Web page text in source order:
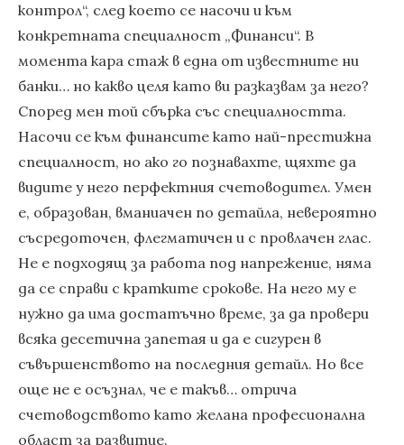
контрол“, след което се насочи и към
конкретната специалност „Финанси“. В
момента кара стаж в една от известните ни
банки… но какво целя като ви разказвам за него?
Според мен той сбърка със специалността.
Насочи се към финансите като най-престижна
специалност, но ако го познавахте, щяхте да
видите у него перфектния счетоводител. Умен
е, образован, вманиачен по детайла, невероятно
съсредоточен, флегматичен и с провлачен глас.
Не е подходящ за работа под напрежение, няма
да се справи с кратките срокове. На него му е
нужно да има достатъчно време, за да провери
всяка десетична запетая и да е сигурен в
съвършенството на последния детайл. Но все
още не е осъзнал, че е такъв… отрича
счетоводството като желана професионална
област за развитие.